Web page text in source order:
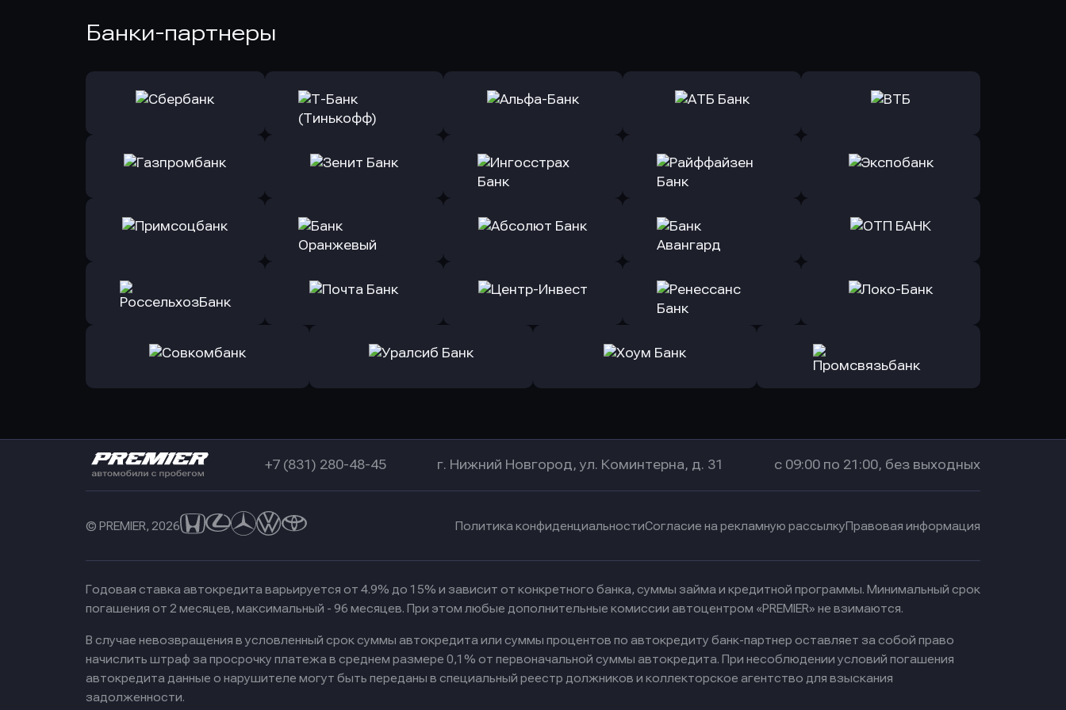
Банки-партнеры
Оправить заявку
Оправить заявку
Оправить заявку
в Альфа-Банк
Оправить заявку
в АТБ Банк
Оправить заявку
Оправить заявку
Оправить заявку
в Зенит Банк
Оправить заявку
Оправить заявку
в Райффайзен Банк
Оправить заявку
Оправить заявку
в Примсоцбанк
Оправить заявку
Оправить заявку
Оправить заявку
в Банк Авангард
Оправить заявку
Оправить заявку
Оправить заявку
Оправить заявку
в Локо-Банк
+7 (831) 280-48-45 г. Нижний Новгород, ул. Коминтерна, д. 31 с 09:00 по 21:00, без выходных
© PREMIER, 2026 Политика конфиденциальностиСогласие на рекламную рассылкуПравовая информация
Годовая ставка автокредита варьируется от 4.9% до 15% и зависит от конкретного банка, суммы займа и кредитной программы. Минимальный срок
погашения от 2 месяцев, максимальный - 96 месяцев. При этом любые дополнительные комиссии автоцентром «PREMIER» не взимаются.
В случае невозвращения в условленный срок суммы автокредита или суммы процентов по автокредиту банк-партнер оставляет за собой право
начислить штраф за просрочку платежа в среднем размере 0,1% от первоначальной суммы автокредита. При несоблюдении условий погашения
автокредита данные о нарушителе могут быть переданы в специальный реестр должников и коллекторское агентство для взыскания
задолженности.